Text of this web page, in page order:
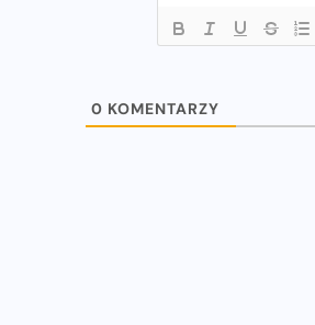
0 KOMENTARZY